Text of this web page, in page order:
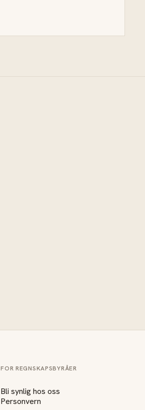
FOR REGNSKAPSBYRÅER
Bli synlig hos oss
Personvern